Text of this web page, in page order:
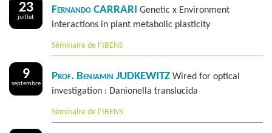
23
juillet
Fernando CARRARI Genetic x Environment
interactions in plant metabolic plasticity
Séminaire de l’IBENS
9
septembre
Prof. Benjamin JUDKEWITZ Wired for optical
investigation : Danionella translucida
Séminaire de l’IBENS